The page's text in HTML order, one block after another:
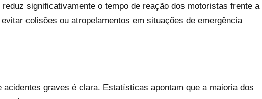
significativamente o tempo de reação dos motoristas frente a
colisões ou atropelamentos em situações de emergência​
graves é clara. Estatísticas apontam que a maioria dos